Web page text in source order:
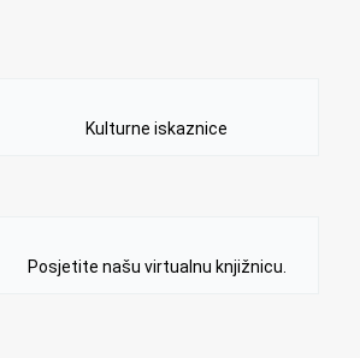
Kulturne iskaznice
Posjetite našu virtualnu knjižnicu.